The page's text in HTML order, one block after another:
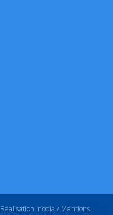
Réalisation Inodia / Mentions